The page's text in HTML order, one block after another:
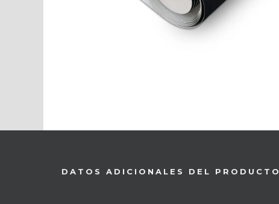
DATOS ADICIONALES DEL PRODUCTO